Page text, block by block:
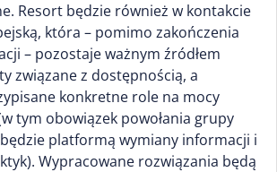
Resort będzie również w kontakcie
która – pomimo zakończenia
– pozostaje ważnym źródłem
związane z dostępnością, a
konkretne role na mocy
tym obowiązek powołania grupy
platformą wymiany informacji i
Wypracowane rozwiązania będą